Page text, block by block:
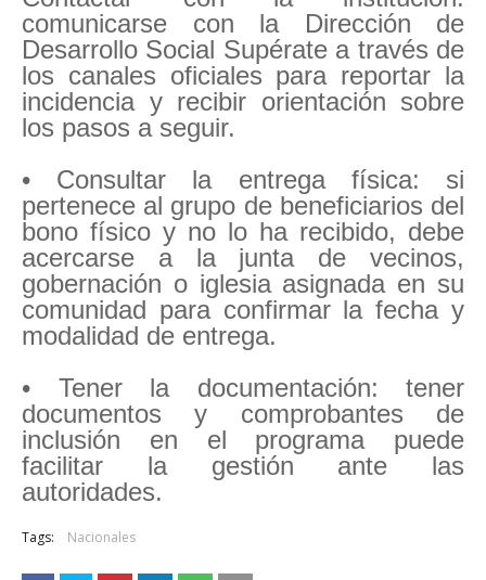
comunicarse con la Dirección de
Desarrollo Social Supérate a través de
los canales oficiales para reportar la
incidencia y recibir orientación sobre
los pasos a seguir.
• Consultar la entrega física: si
pertenece al grupo de beneficiarios del
bono físico y no lo ha recibido, debe
acercarse a la junta de vecinos,
gobernación o iglesia asignada en su
comunidad para confirmar la fecha y
modalidad de entrega.
• Tener la documentación: tener
documentos y comprobantes de
inclusión en el programa puede
facilitar la gestión ante las
autoridades.
Tags: Nacionales